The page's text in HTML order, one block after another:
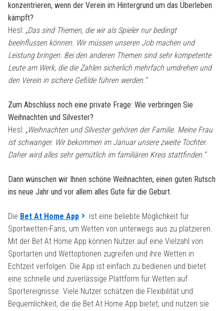
konzentrieren, wenn der Verein im Hintergrund um das Überleben
kämpft?
Hesl: „Das sind Themen, die wir als Spieler nur bedingt
beeinflussen können. Wir müssen unseren Job machen und
Leistung bringen. Bei den anderen Themen sind sehr kompetente
Leute am Werk, die die Zahlen sicherlich mehrfach umdrehen und
den Verein in sichere Gefilde führen werden.“
Zum Abschluss noch eine private Frage: Wie verbringen Sie
Weihnachten und Silvester?
Hesl: „Weihnachten und Silvester gehören der Familie. Meine Frau
ist schwanger. Wir bekommen im Januar unsere zweite Tochter.
Daher wird alles sehr gemütlich im familiären Kreis stattfinden.“
Dann wünschen wir Ihnen schöne Weihnachten, einen guten Rutsch
ins neue Jahr und vor allem alles Gute für die Geburt.
Die Bet At Home App
ist eine beliebte Möglichkeit für
Sportwetten-Fans, um Wetten von unterwegs aus zu platzieren.
Mit der Bet At Home App können Nutzer auf eine Vielzahl von
Sportarten und Wettoptionen zugreifen und ihre Wetten in
Echtzeit verfolgen. Die App ist einfach zu bedienen und bietet
eine schnelle und zuverlässige Plattform für Wetten auf
Sportereignisse. Viele Nutzer schätzen die Flexibilität und
Bequemlichkeit, die die Bet At Home App bietet, und nutzen sie